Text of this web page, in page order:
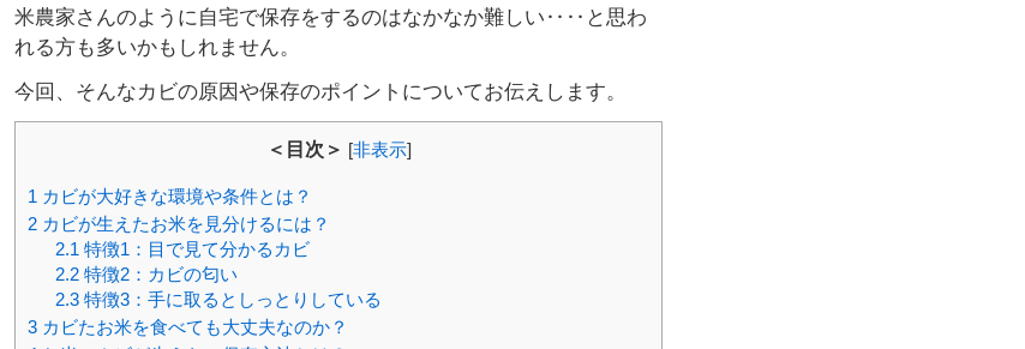
米農家さんのように自宅で保存をするのはなかなか難しい‥‥と思わ
れる方も多いかもしれません。
今回、そんなカビの原因や保存のポイントについてお伝えします。
＜目次＞ [非表示]
1 カビが大好きな環境や条件とは？
2 カビが生えたお米を見分けるには？
2.1 特徴1：目で見て分かるカビ
2.2 特徴2：カビの匂い
2.3 特徴3：手に取るとしっとりしている
3 カビたお米を食べても大丈夫なのか？